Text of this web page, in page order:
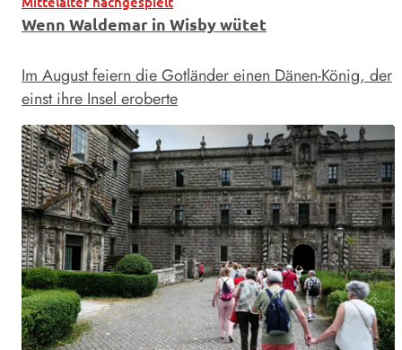
Wenn Waldemar in Wisby wütet
Im August feiern die Gotländer einen Dänen-König, der
einst ihre Insel eroberte